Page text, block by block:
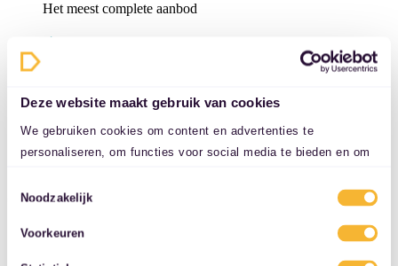
Deze website maakt gebruik van cookies
We gebruiken cookies om content en advertenties te
personaliseren, om functies voor social media te bieden en om
uw gebruik van onze site met onze partners voor social media,
combineren met andere informatie die u aan ze heeft verstrekt
of die ze hebben verzameld op basis van uw gebruik van hun
Toestemmingsselectie
Noodzakelijk
Voorkeuren
Het meest complete aanbod
Google review score van 5/5
Specificaties
Overzicht
Kilometerstand